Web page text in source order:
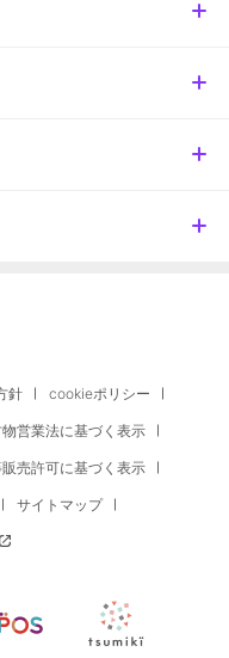
針 cookieポリシー
営業法に基づく表示
売許可に基づく表示
サイトマップ